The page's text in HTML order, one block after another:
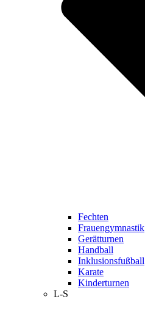
Fechten
Frauengymnastik
Gerätturnen
Handball
Inklusionsfußball
Karate
Kinderturnen
L-S